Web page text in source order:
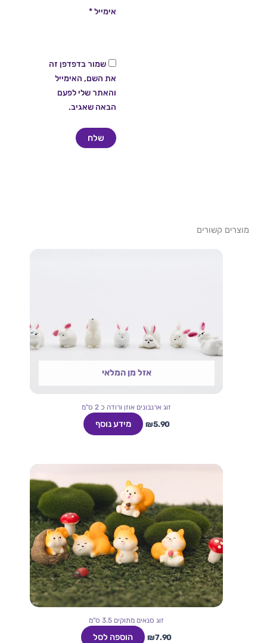
אימייל*
שמור בדפדפן זה
את השם, האימייל
והאתר שלי לפעם
הבאה שאגיב.
מוצרים קשורים
אזל מן המלאי
זוג ארנבונים אוזן ורודה כ 2 ס"מ
₪5.90 מידע נוסף
זוג סנאים מתוקים 3.5 ס"מ
₪7.90 הוספה לסל